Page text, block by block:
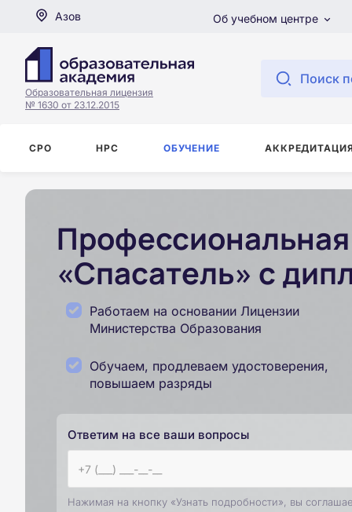
Азов Об учебном центре
Образовательная лицензия
№ 1630 от 23.12.2015
Поиск
СРО НРС ОБУЧЕНИЕ
«Спасатель» с
Работаем на основании Лицензии
Министерства Образования
Обучаем, продлеваем удостоверения,
повышаем разряды
Ответим на все ваши вопросы
Нажимая на кнопку «Узнать подробности», вы